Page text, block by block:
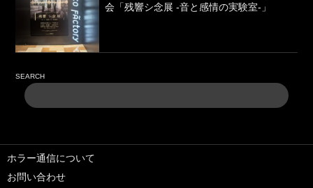
会「残響シ念展 -⾳と感情の実験室-」
SEARCH
ホラー通信について
お問い合わせ